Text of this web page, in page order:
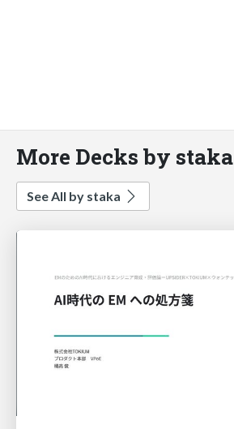
More Decks by staka
See All by staka